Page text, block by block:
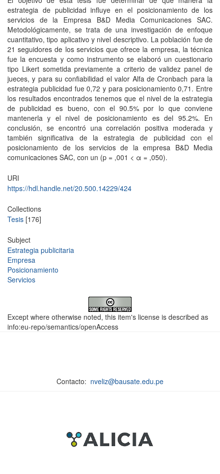
estrategia de publicidad influye en el posicionamiento de los
servicios de la Empresa B&D Media Comunicaciones SAC.
Metodológicamente, se trata de una investigación de enfoque
cuantitativo, tipo aplicativo y nivel descriptivo. La población fue de
21 seguidores de los servicios que ofrece la empresa, la técnica
fue la encuesta y como instrumento se elaboró un cuestionario
tipo Likert sometida previamente a criterio de validez panel de
jueces, y para su confiabilidad el valor Alfa de Cronbach para la
estrategia publicidad fue 0,72 y para posicionamiento 0,71. Entre
los resultados encontrados tenemos que el nivel de la estrategia
de publicidad es bueno, con el 90.5% por lo que conviene
mantenerla y el nivel de posicionamiento es del 95.2%. En
conclusión, se encontró una correlación positiva moderada y
también significativa de la estrategia de publicidad con el
posicionamiento de los servicios de la empresa B&D Media
comunicaciones SAC, con un (p = ,001 < α = ,050).
URI
https://hdl.handle.net/20.500.14229/424
Collections
Tesis [176]
Subject
Estrategia publicitaria
Empresa
Posicionamiento
Servicios
Except where otherwise noted, this item's license is described as
info:eu-repo/semantics/openAccess
Contacto: nveliz@bausate.edu.pe